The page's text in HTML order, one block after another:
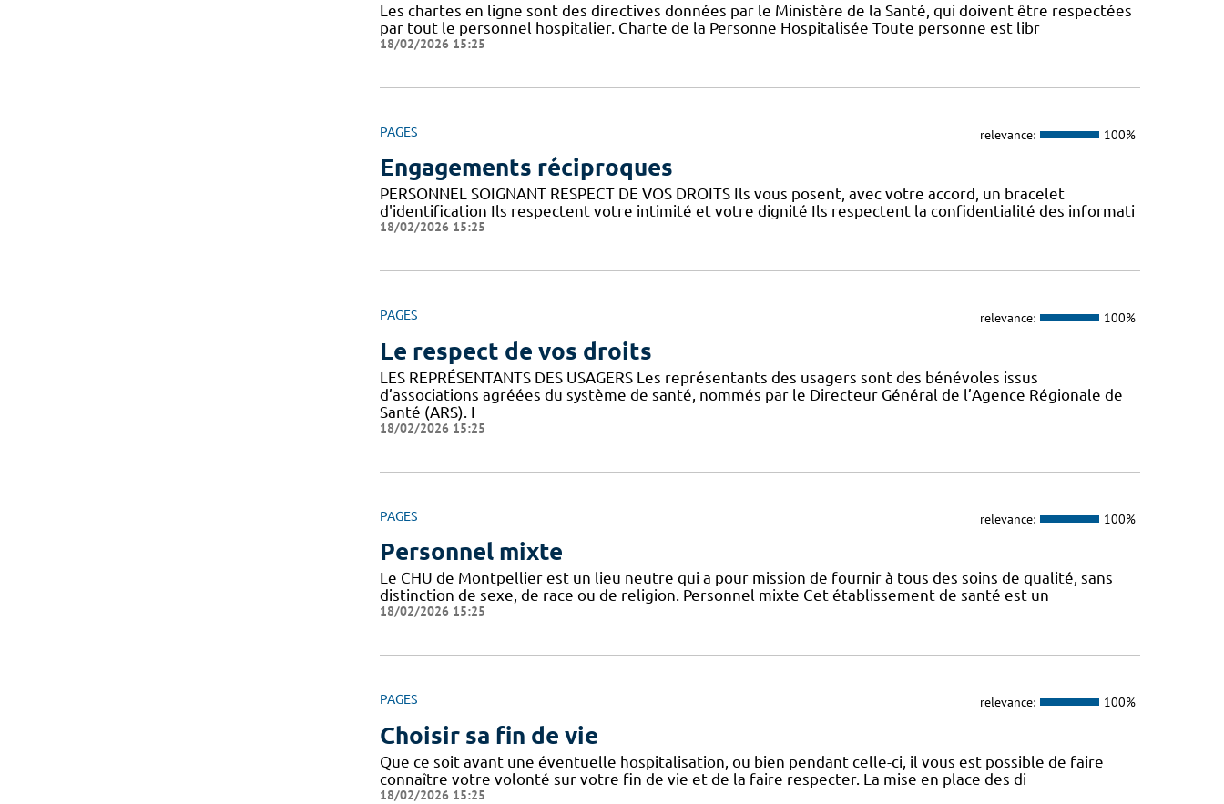
Les chartes en ligne sont des directives données par le Ministère de la Santé, qui doivent être respectées
par tout le personnel hospitalier. Charte de la Personne Hospitalisée Toute personne est libr
18/02/2026 15:25
PAGES relevance: 100%
Engagements réciproques
PERSONNEL SOIGNANT RESPECT DE VOS DROITS Ils vous posent, avec votre accord, un bracelet
d'identification Ils respectent votre intimité et votre dignité Ils respectent la confidentialité des informati
18/02/2026 15:25
PAGES relevance: 100%
Le respect de vos droits
LES REPRÉSENTANTS DES USAGERS Les représentants des usagers sont des bénévoles issus
d’associations agréées du système de santé, nommés par le Directeur Général de l’Agence Régionale de
Santé (ARS). I
18/02/2026 15:25
PAGES relevance: 100%
Personnel mixte
Le CHU de Montpellier est un lieu neutre qui a pour mission de fournir à tous des soins de qualité, sans
distinction de sexe, de race ou de religion. Personnel mixte Cet établissement de santé est un
18/02/2026 15:25
PAGES relevance: 100%
Choisir sa fin de vie
Que ce soit avant une éventuelle hospitalisation, ou bien pendant celle-ci, il vous est possible de faire
connaître votre volonté sur votre fin de vie et de la faire respecter. La mise en place des di
18/02/2026 15:25